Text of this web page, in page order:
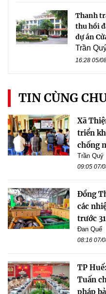
Thanh
thu hồi
dự án
Trần
16:28 05/
TIN CÙNG
Xã
triển
chống
Trần Quý
09:05 07/
Đồng
các
trước
Đan Quế
08:16 07/
TP
Tuấn
pháp